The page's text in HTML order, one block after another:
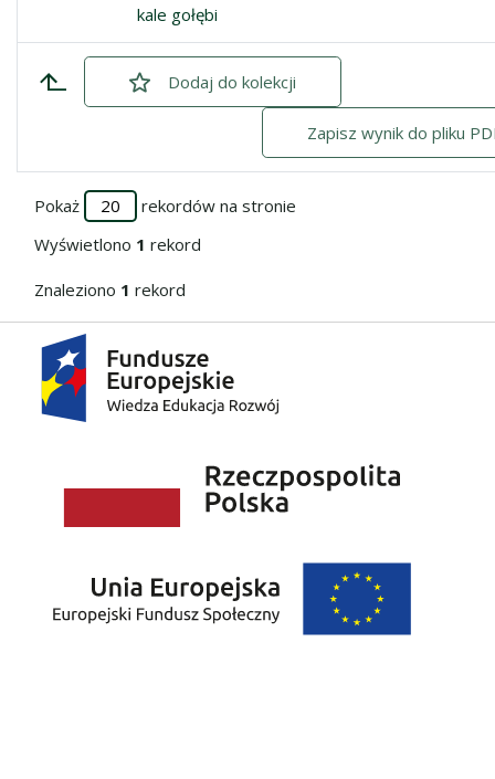
kale gołębi
Dodajzaznaczone
do kolekcji
Zapisz wynik do pliku
Pokaż
rekordów na stronie
Wyświetlono 1 rekord
Znaleziono 1 rekord